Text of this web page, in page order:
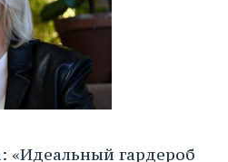
«Идеальный гардероб